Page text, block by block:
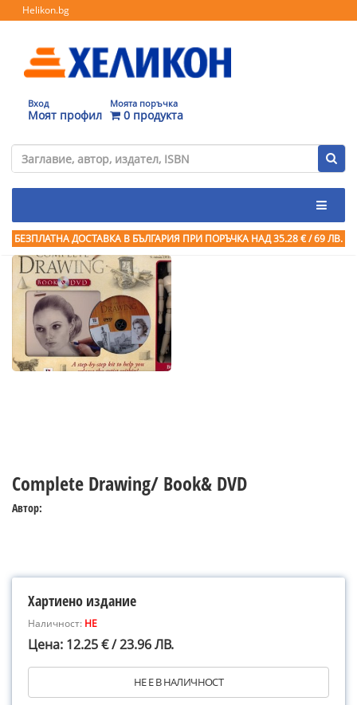
Helikon.bg
Вход
Моят профил
Моята поръчка
0 продукта
БЕЗПЛАТНА ДОСТАВКА В БЪЛГАРИЯ ПРИ ПОРЪЧКА НАД 35.28 € / 69 ЛВ.
Complete Drawing/ Book& DVD
Автор:
Хартиено издание
Наличност: НЕ
Цена: 12.25 € / 23.96 ЛВ.
НЕ Е В НАЛИЧНОСТ